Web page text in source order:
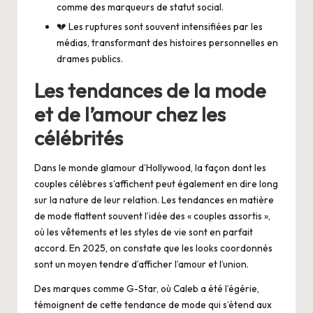
comme des marqueurs de statut social.
💔 Les ruptures sont souvent intensifiées par les
médias, transformant des histoires personnelles en
drames publics.
Les tendances de la mode
et de l’amour chez les
célébrités
Dans le monde glamour d’Hollywood, la façon dont les
couples célèbres s’affichent peut également en dire long
sur la nature de leur relation. Les tendances en matière
de mode flattent souvent l’idée des « couples assortis »,
où les vêtements et les styles de vie sont en parfait
accord. En 2025, on constate que les looks coordonnés
sont un moyen tendre d’afficher l’amour et l’union.
Des marques comme G-Star, où Caleb a été l’égérie,
témoignent de cette tendance de mode qui s’étend aux